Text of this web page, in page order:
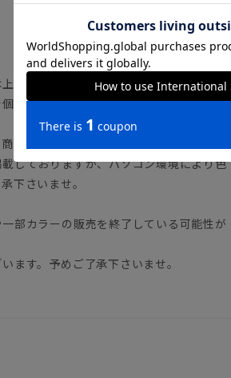
記のサイズ表をご覧下さい。
体差や着用感の違いが生じる場合がござ
品の色味は商品画像をご確認ください。
しておりますが、パソコン環境により色
下さいませ。
部カラーの販売を終了している可能性が
ます。予めご了承下さいませ。